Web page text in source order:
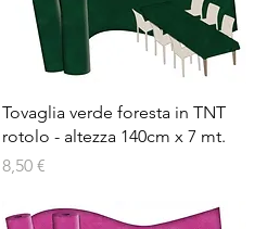
Vista rapida
Tovaglia verde foresta in TNT
rotolo - altezza 140cm x 7 mt.
Prezzo
8,50 €